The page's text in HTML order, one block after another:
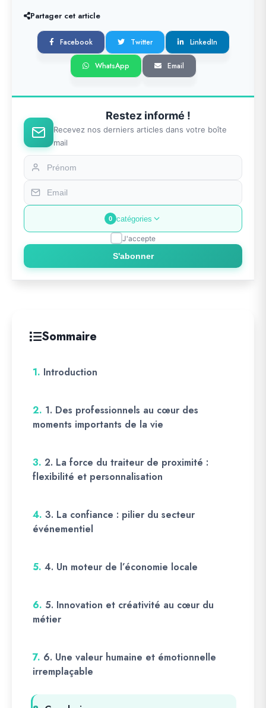
Partager cet article
Facebook Twitter LinkedIn
WhatsApp Email
Restez informé !
Recevez nos derniers articles dans votre boîte
mail
0 catégories
J'accepte
S'abonner
Sommaire
1. Introduction
2. 1. Des professionnels au cœur des
moments importants de la vie
3. 2. La force du traiteur de proximité :
flexibilité et personnalisation
4. 3. La confiance : pilier du secteur
événementiel
5. 4. Un moteur de l’économie locale
6. 5. Innovation et créativité au cœur du
métier
7. 6. Une valeur humaine et émotionnelle
irremplaçable